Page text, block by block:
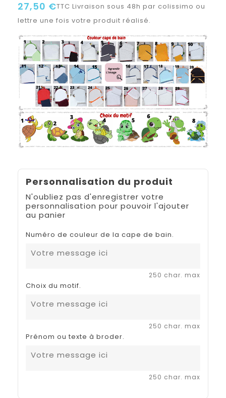
27,50 €TTC Livraison sous 48h par colissimo ou
lettre une fois votre produit réalisé.
Personnalisation du produit
N'oubliez pas d'enregistrer votre
personnalisation pour pouvoir l'ajouter
au panier
Numéro de couleur de la cape de bain.
250 char. max
Choix du motif.
250 char. max
Prénom ou texte à broder.
250 char. max